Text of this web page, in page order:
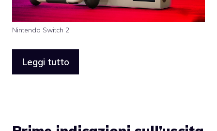
Nintendo Switch 2
Leggi tutto